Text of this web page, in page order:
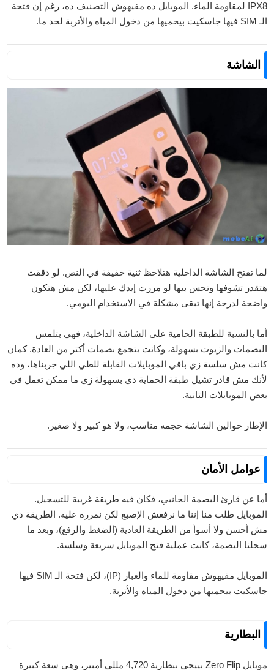
IPX8 لمقاومة الماء. الموبايل ده مفيهوش التصنيف ده، رغم إن فتحة
الـ SIM فيها جاسكيت بيحميها من دخول المياه والأتربة لحد ما.
الشاشة
لما تفتح الشاشة الداخلية هتلاحظ ثنية خفيفة في النص. لو دققت
هتقدر تشوفها وتحس بيها لو مررت إيدك عليها، لكن مش هتكون
واضحة لدرجة إنها تبقى مشكلة في الاستخدام اليومي.
أما بالنسبة للطبقة الحامية على الشاشة الداخلية، فهي بتلمس
البصمات والزيوت بسهولة، وكانت بتجمع بصمات أكتر من العادة. كمان
كانت مش سلسة زي باقي الموبايلات القابلة للطي اللي جربناها، وده
لأنك مش قادر تشيل طبقة الحماية دي بسهولة زي ما ممكن تعمل في
بعض الموبايلات التانية.
الإطار حوالين الشاشة حجمه مناسب، ولا هو كبير ولا صغير.
عوامل الأمان
أما عن قارئ البصمة الجانبي، فكان فيه طريقة غريبة للتسجيل.
الموبايل طلب منا إننا ما نرفعش الإصبع لكن نمرره عليه. الطريقة دي
مش أحسن ولا أسوأ من الطريقة العادية (الضغط والرفع)، وبعد ما
سجلنا البصمة، كانت عملية فتح الموبايل سريعة وسلسة.
الموبايل مفيهوش مقاومة للماء والغبار (IP)، لكن فتحة الـ SIM فيها
جاسكيت بيحميها من دخول المياه والأتربة.
البطارية
موبايل Zero Flip بييجي ببطارية 4,720 مللي أمبير، وهي سعة كبيرة